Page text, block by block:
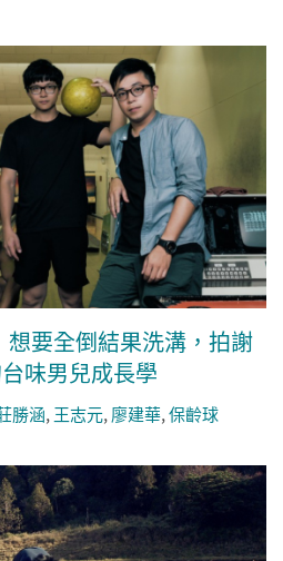
想要全倒結果洗溝，拍謝
味男兒成長學
勝涵,王志元,廖建華,保齡球